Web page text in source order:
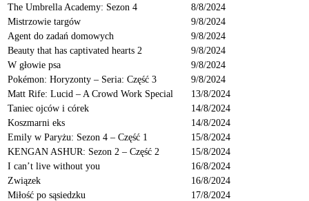
The Umbrella Academy: Sezon 4
8/8/2024
Mistrzowie targów
9/8/2024
Agent do zadań domowych
9/8/2024
Beauty that has captivated hearts 2
9/8/2024
W głowie psa
9/8/2024
Pokémon: Horyzonty – Seria: Część 3
9/8/2024
Matt Rife: Lucid – A Crowd Work Special
13/8/2024
Taniec ojców i córek
14/8/2024
Koszmarni eks
14/8/2024
Emily w Paryżu: Sezon 4 – Część 1
15/8/2024
KENGAN ASHUR: Sezon 2 – Część 2
15/8/2024
I can’t live without you
16/8/2024
Związek
16/8/2024
Miłość po sąsiedzku
17/8/2024